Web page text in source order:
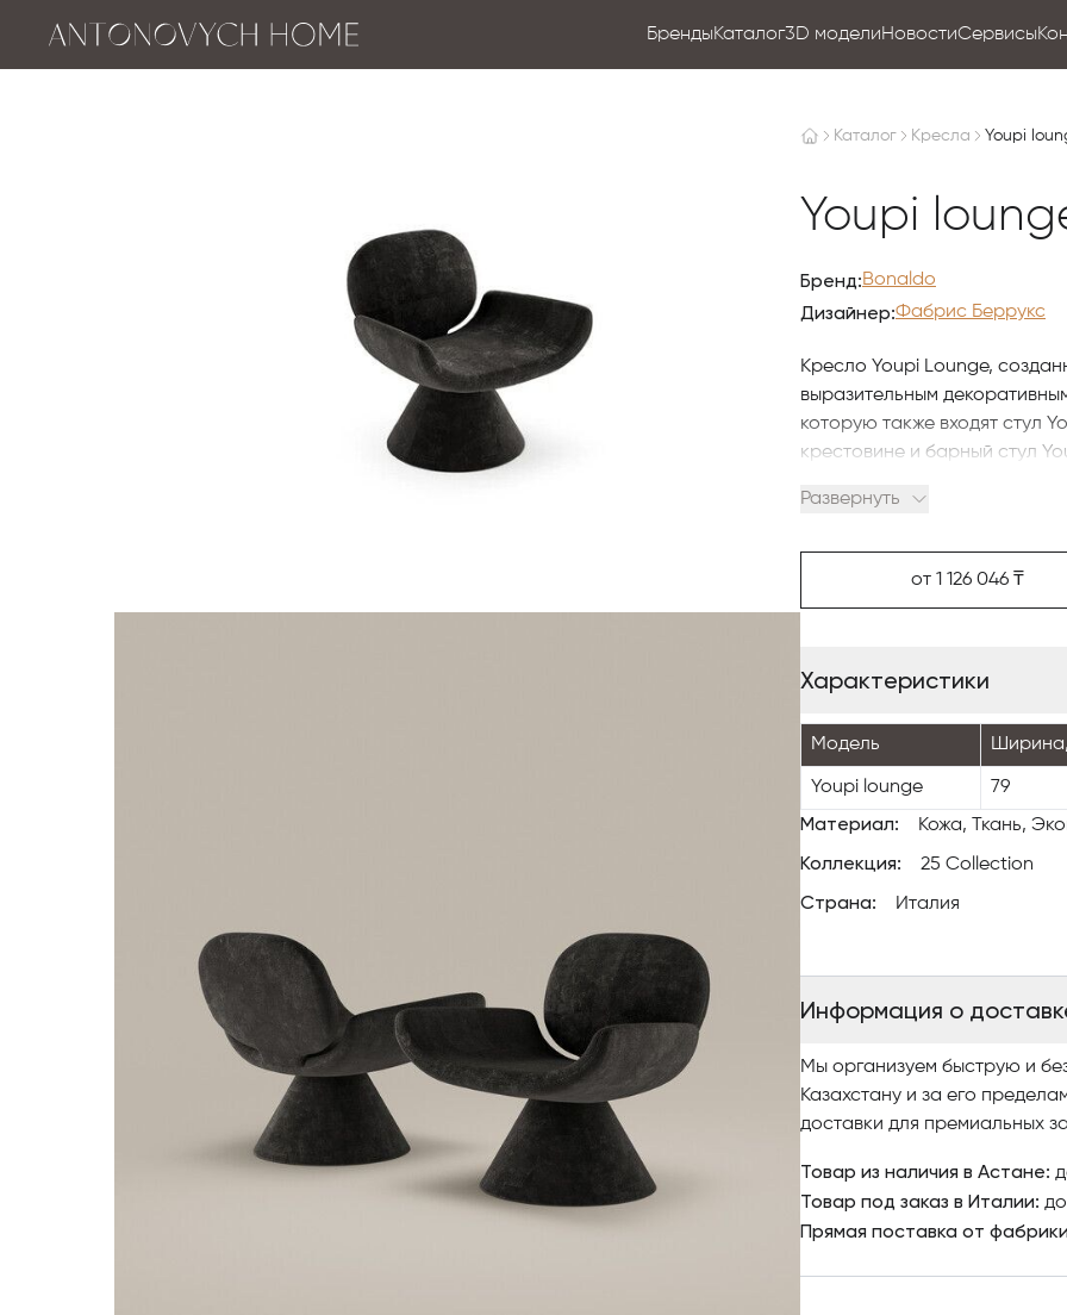
БрендыКаталог3D моделиНовостиСервисы
Каталог Кресла Youpi
Youpi
Бренд:Bonaldo
Дизайнер:Фабрис Беррукс
Кресло Youpi Lounge,
выразительным
которую также входят стул
крестовине и барный стул
форме усечённого конуса,
кожи до экокожи, что
интерьерным решениям.
отелей и зон ожидания.
Развернуть
от 1 126 046 ₸
Характеристики
Модель
Youpi lounge 79
Материал: Кожа, Ткань,
Коллекция: 25 Collection
Страна: Италия
Информация о
Мы организуем быструю и
Казахстану и за его
доставки для премиальных
Товар из наличия в Астане:
Товар под заказ в Италии:
Прямая поставка от фабрики